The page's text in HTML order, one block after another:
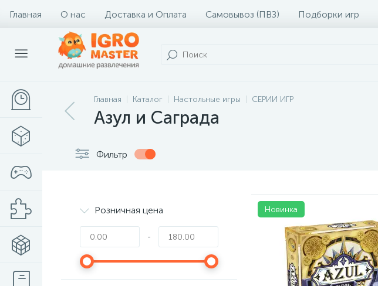
Главная О нас Доставка и Оплата Самовывоз (ПВЗ) Подборки игр
Главная Каталог Настольные игры СЕРИИ ИГР
Азул и Саграда
Фильтр
Розничная цена
-
Новинка